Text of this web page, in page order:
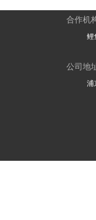
合作机
鲤
公司地
浦